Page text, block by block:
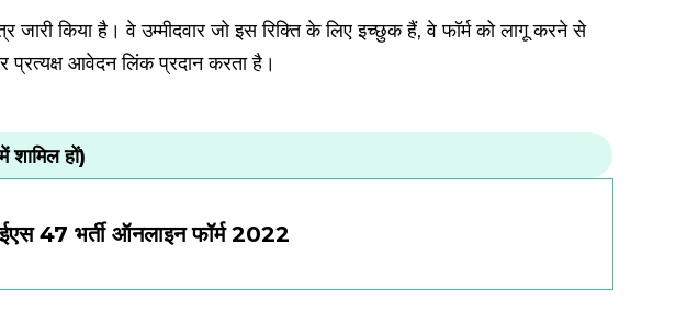
जारी किया है।वे उम्मीदवार जो इस रिक्ति के लिए इच्छुक हैं, वे फॉर्म को लागू करने से
प्रत्यक्ष आवेदन लिंक प्रदान करता है।
शामिल हों)
47 भर्ती ऑनलाइन फॉर्म 2022